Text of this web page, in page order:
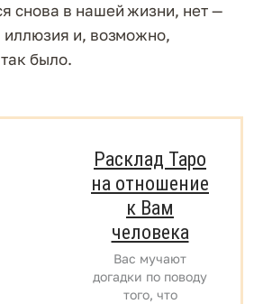
снова в нашей жизни, нет —
иллюзия и, возможно,
было.
Расклад Таро
на отношение
к Вам
человека
Вас мучают
догадки по поводу
того, что